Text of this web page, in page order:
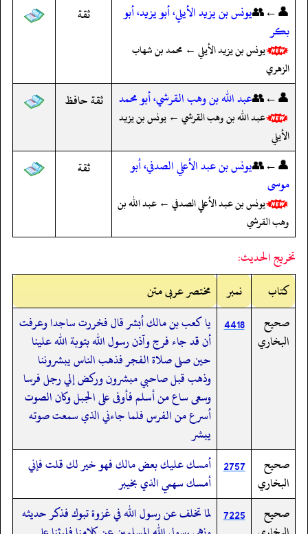
👤←👥يونس بن يزيد الأيلي، أبو يزيد، أبو
بكر
يونس بن يزيد الأيلي ← محمد بن شهاب
الزهري
ثقة
👤←👥عبد الله بن وهب القرشي، أبو محمد
عبد الله بن وهب القرشي ← يونس بن يزيد
الأيلي
ثقة حافظ
👤←👥يونس بن عبد الأعلي الصدفي، أبو
موسى
يونس بن عبد الأعلي الصدفي ← عبد الله بن
وهب القرشي
ثقة
تخريج الحديث:
کتاب
نمبر
مختصر عربی متن
صحيح
البخاري
4418
يا كعب بن مالك أبشر قال فخررت ساجدا وعرفت
أن قد جاء فرج وآذن رسول الله بتوبة الله علينا
حين صلى صلاة الفجر فذهب الناس يبشروننا
وذهب قبل صاحبي مبشرون وركض إلي رجل فرسا
وسعى ساع من أسلم فأوفى على الجبل وكان الصوت
أسرع من الفرس فلما جاءني الذي سمعت صوته
يبشر
صحيح
البخاري
2757 أمسك عليك بعض مالك فهو خير لك قلت فإني
أمسك سهمي الذي بخيبر
صحيح
7225 لما تخلف عن رسول الله في غزوة تبوك فذكر حديثه